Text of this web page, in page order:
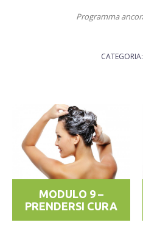
Programma
CATEGORIA:
MODULO 9 –
PRENDERSI CURA